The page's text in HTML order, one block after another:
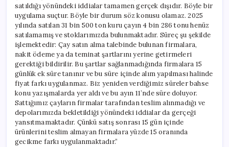
satıldığı yönündeki iddialar tamamen gerçek dışıdır. Böyle bir
uygulama suçtur. Böyle bir durum söz konusu olamaz. 2025
yılında satılan 31 bin 500 ton kuru çayın 4 bin 286 tonu henüz
satılamamış ve stoklarımızda bulunmaktadır. Süreç şu şekilde
işlemektedir: Çay satın alma talebinde bulunan firmalara,
nakit ödeme ya da teminat şartlarını yerine getirmeleri
gerektiği bildirilir. Bu şartlar sağlanmadığında firmalara 15
günlük ek süre tanınır ve bu süre içinde alım yapılması halinde
fiyat farkı uygulanmaz. Biz yeniden verdiğimiz süreler bahse
konu yazışmalarda yer aldı ve bu ayın 11’nde süre doluyor.
Sattığımız çayların firmalar tarafından teslim alınmadığı ve
depolarımızda bekletildiği yönündeki iddialar da gerçeği
yansıtmamaktadır. Çünkü satış sonrası 15 gün içinde
ürünlerini teslim almayan firmalara yüzde 15 oranında
gecikme farkı uygulanmaktadır.”